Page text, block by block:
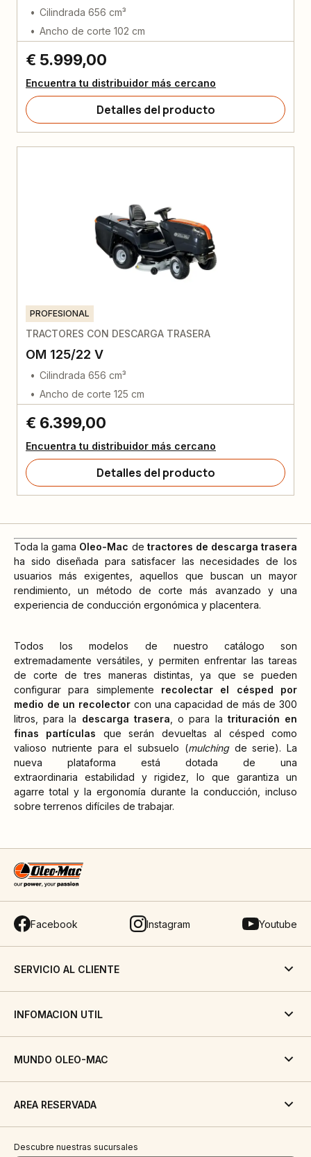
Cilindrada 656 cm³
Ancho de corte 102 cm
€ 5.999,00
Encuentra tu distribuidor más cercano
Detalles del producto
PROFESIONAL
TRACTORES CON DESCARGA TRASERA
OM 125/22 V
Cilindrada 656 cm³
Ancho de corte 125 cm
€ 6.399,00
Encuentra tu distribuidor más cercano
Detalles del producto
Toda la gama Oleo-Mac de tractores de descarga trasera
ha sido diseñada para satisfacer las necesidades de los
usuarios más exigentes, aquellos que buscan un mayor
rendimiento, un método de corte más avanzado y una
experiencia de conducción ergonómica y placentera.
Todos los modelos de nuestro catálogo son
extremadamente versátiles, y permiten enfrentar las tareas
de corte de tres maneras distintas, ya que se pueden
configurar para simplemente recolectar el césped por
medio de un recolector con una capacidad de más de 300
litros, para la descarga trasera , o para la trituración en
finas partículas que serán devueltas al césped como
valioso nutriente para el subsuelo (mulchingde serie). La
nueva plataforma está dotada de una
extraordinaria estabilidad y rigidez, lo que garantiza un
agarre total y la ergonomía durante la conducción, incluso
sobre terrenos difíciles de trabajar.
Facebook Instagram Youtube
SERVICIO AL CLIENTE
INFOMACION UTIL
MUNDO OLEO-MAC
AREA RESERVADA
Descubre nuestras sucursales